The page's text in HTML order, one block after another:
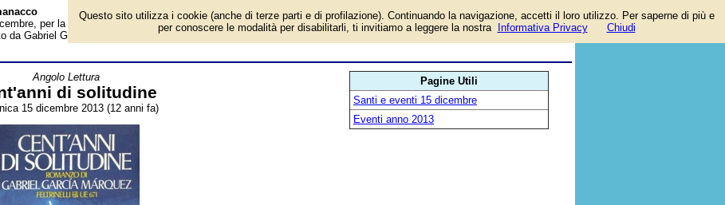
per la rubrica 'Angolo Lettura'. Evento avvenuto 12 anni fa. Consigliamo
da Gabriel Garcia Marquez nel 1967, "Cent'anni di solitudine". Una storia...
Angolo Lettura
di solitudine
15 dicembre 2013 (12 anni fa)
Pagine Utili
Santi e eventi 15 dicembre
Eventi anno 2013
Questo sito utilizza i cookie (anche di terze parti e di profilazione). Continuando la navigazione, accetti il loro utilizzo. Per saperne di più e
per conoscere le modalità per disabilitarli, ti invitiamo a leggere la nostra
Informativa Privacy Chiudi